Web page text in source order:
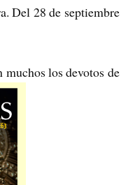
Del 28 de septiembre
muchos los devotos de